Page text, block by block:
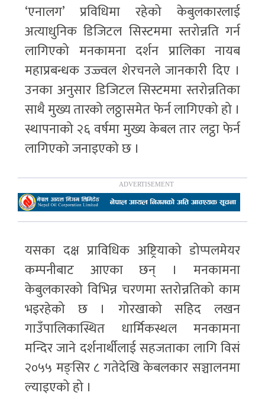
‘एनालग’ प्रविधिमा रहेको केबुलकारलाई
अत्याधुनिक डिजिटल सिस्टममा स्तरोन्नति गर्न
लागिएको मनकामना दर्शन प्रालिका नायब
महाप्रबन्धक उज्ज्वल शेरचनले जानकारी दिए ।
उनका अनुसार डिजिटल सिस्टममा स्तरोन्नतिका
साथै मुख्य तारको लठ्ठासमेत फेर्न लागिएको हो ।
स्थापनाको २६ वर्षमा मुख्य केबल तार लट्ठा फेर्न
लागिएको जनाइएको छ ।
यसका दक्ष प्राविधिक अष्ट्रियाको डोप्पलमेयर
कम्पनीबाट आएका छन् । मनकामना
केबुलकारको विभिन्न चरणमा स्तरोन्नतिको काम
भइरहेको छ । गोरखाको सहिद लखन
गाउँपालिकास्थित धार्मिकस्थल मनकामना
मन्दिर जाने दर्शनार्थीलाई सहजताका लागि विसं
२०५५ मङ्सिर ८ गतेदेखि केबलकार सञ्चालनमा
ल्याइएको हो ।